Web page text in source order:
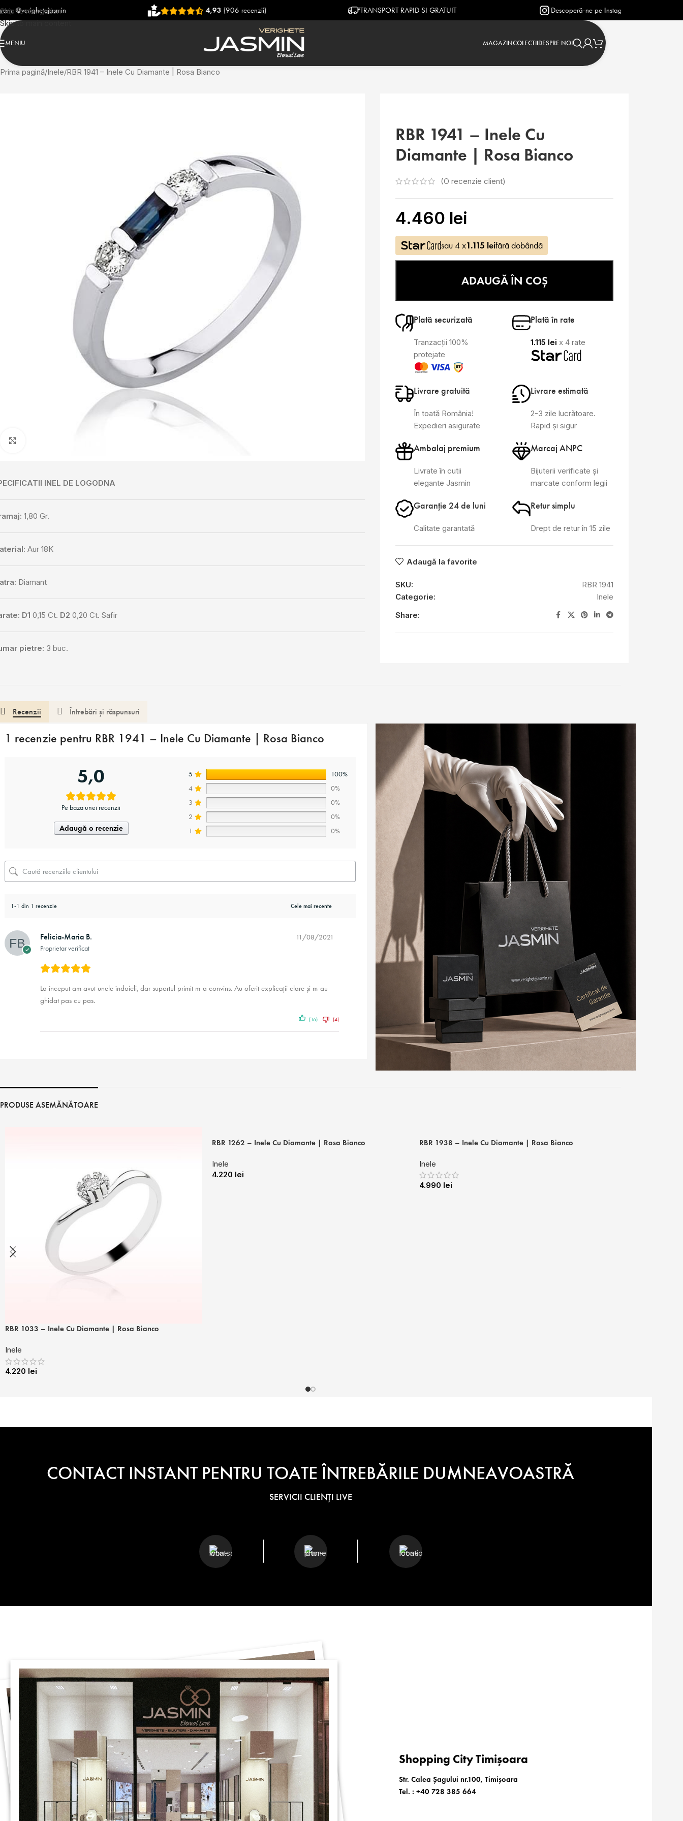
Skip to navigation
Skip to main content
4,93(906 recenzii) TRANSPORT RAPID SI GRATUIT Descoperă-ne pe Instagram: @verighetejasmin
MENIU MAGAZINCOLECTIIDESPRE NOI
Prima pagină Inele RBR 1941 – Inele Cu Diamante | Rosa Bianco
INEL DE LOGODNA
1,80 Gr.
Aur 18K
Diamant
D1 0,15 Ct. D2 0,20 Ct. Safir
pietre: 3 buc.
VS1
prezentate sunt per bucata si sunt preturi finale, pentru fiecare model individual. Toate informatiile
despre greutatea produselor pot sa difere fata de greutatea produselor finale cu aproximativ
in functie de marimea/diametru produsului.
cazul in care nu avem in stoc modelul ales, personalul magazinului nostru va va anunta, acesta
fi realizat si pe comanda in aproximativ 10 – 15 zile lucratoare.
RBR 1941 – Inele Cu
Diamante | Rosa Bianco
(O recenzie client)
4.460 lei
sau 4 x1.115 leifără dobândă
ADAUGĂ ÎN COȘ
Plată securizată
Tranzacții 100%
protejate
Plată în rate
1.115 lei x 4 rate
Livrare gratuită
În toată România!
Expedieri asigurate
Livrare estimată
2-3 zile lucrătoare.
Rapid și sigur
Ambalaj premium
Livrate în cutii
elegante Jasmin
Marcaj ANPC
Bijuterii verificate și
marcate conform legii
Garanție 24 de luni
Calitate garantată
Retur simplu
Drept de retur în 15 zile
Adaugă la favorite
SKU:
RBR 1941
Categorie:
Inele
Share:
Recenzii Întrebări și răspunsuri
1 recenzie pentru RBR 1941 – Inele Cu Diamante | Rosa Bianco
5,0
Pe baza unei recenzii
Adaugă o recenzie
5
100%
4
0%
3
0%
2
0%
1
0%
1-1 din 1 recenzie
Felicia-Maria B.
Proprietar verificat
11/08/2021
La început am avut unele îndoieli, dar suportul primit m-a convins. Au oferit explicații clare și m-au
ghidat pas cu pas.
(16) (4)
PRODUSE ASEMĂNĂTOARE
RBR 1033 – Inele Cu Diamante | Rosa Bianco
Inele
4.220 lei
RBR 1262 – Inele Cu Diamante | Rosa Bianco
Inele
4.220 lei
RBR 1938 – Inele Cu Diamante | Rosa Bianco
Inele
4.990 lei
CONTACT INSTANT PENTRU TOATE ÎNTREBĂRILE DUMNEAVOASTRĂ
SERVICII CLIENȚI LIVE
Shopping City Timișoara
Str. Calea Șagului nr.100, Timișoara
Tel. :+40 728 385 664